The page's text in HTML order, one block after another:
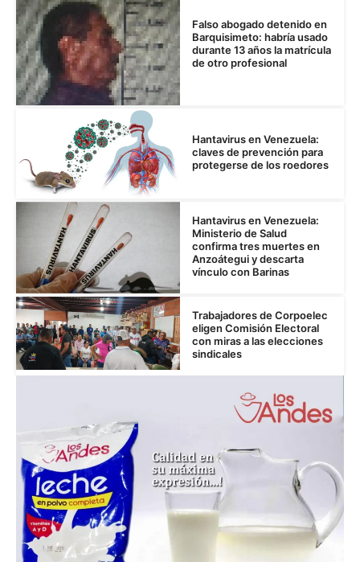
Falso abogado detenido en
Barquisimeto: habría usado
durante 13 años la matrícula
de otro profesional
Hantavirus en Venezuela:
claves de prevención para
protegerse de los roedores
Hantavirus en Venezuela:
Ministerio de Salud
confirma tres muertes en
Anzoátegui y descarta
vínculo con Barinas
Trabajadores de Corpoelec
eligen Comisión Electoral
con miras a las elecciones
sindicales